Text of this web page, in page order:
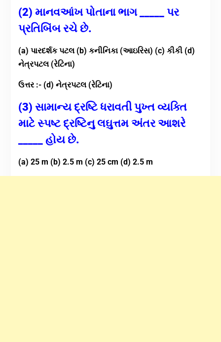
(2) માનવઆંખ પોતાના ભાગ _____ પર
પ્રતિબિંબ રચે છે.
(a) પારદર્શક પટલ (b) કનીનિકા (આઇરિસ) (c) કીકી (d)
નેત્રપટલ (રેટિના)
ઉત્તર :- (d) નેત્રપટલ (રેટિના)
(3) સામાન્ય દ્રષ્ટિ ધરાવતી પુખ્ત વ્યક્તિ
માટે સ્પષ્ટ દ્રષ્ટિનુ લઘુત્તમ અંતર આશરે
_____ હોય છે.
(a) 25 m (b) 2.5 m (c) 25 cm (d) 2.5 m